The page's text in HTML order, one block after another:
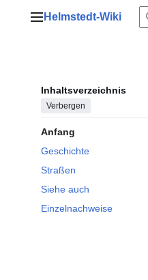
Hauptmenü
Helmstedt-Wiki
Inhaltsverzeichnis
Verbergen
Anfang
Geschichte
Straßen
Siehe auch
Einzelnachweise